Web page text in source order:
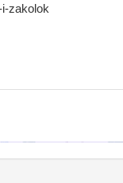
zakolok